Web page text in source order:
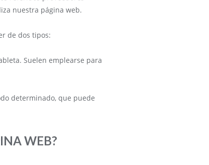
nuestra página web.
de dos tipos:
Suelen emplearse para
determinado, que puede
WEB?